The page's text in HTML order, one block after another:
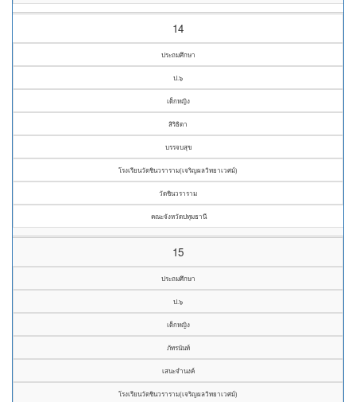
14
ประถมศึกษา
ป.๖
เด็กหญิง
สิริธิดา
บรรจบสุข
โรงเรียนวัดชินวราราม(เจริญผลวิทยาเวศม์)
วัดชินวราราม
คณะจังหวัดปทุมธานี
15
ประถมศึกษา
ป.๖
เด็กหญิง
ภัทรนันท์
เสนะจำนงค์
โรงเรียนวัดชินวราราม(เจริญผลวิทยาเวศม์)